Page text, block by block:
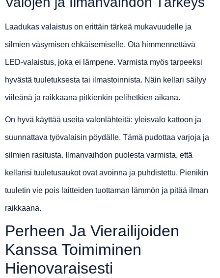
Laadukas valaistus on erittäin tärkeä mukavuudelle ja
silmien väsymisen ehkäisemiselle. Ota himmennettävä
LED-valaistus, joka ei lämpene. Varmista myös tarpeeksi
hyvästä tuuletuksesta tai ilmastoinnista. Näin kellari säilyy
viileänä ja raikkaana pitkienkin pelihetkien aikana.
On hyvä käyttää useita valonlähteitä: yleisvalo kattoon ja
suunnattava työvalaisin pöydälle. Tämä pudottaa varjoja ja
silmien rasitusta. Ilmanvaihdon puolesta varmista, että
kellarisi tuuletusaukot ovat avoinna ja puhdistettu. Pienikin
tuuletin vie pois laitteiden tuottaman lämmön ja pitää ilman
raikkaana.
Perheen Ja Vierailijoiden
Kanssa Toimiminen
Hienovaraisesti